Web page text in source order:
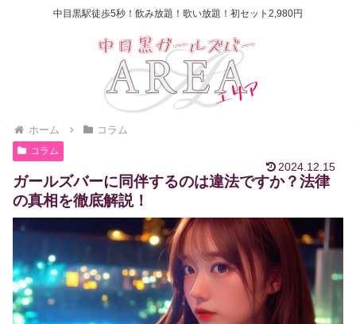
中目黒駅徒歩5秒！飲み放題！歌い放題！初セット2,980円
ホーム コラム
コラム
2024.12.15
ガールズバーに同伴するのは違法ですか？法律
の真相を徹底解説！